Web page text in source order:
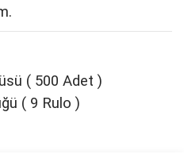
( 500 Adet )
( 9 Rulo )